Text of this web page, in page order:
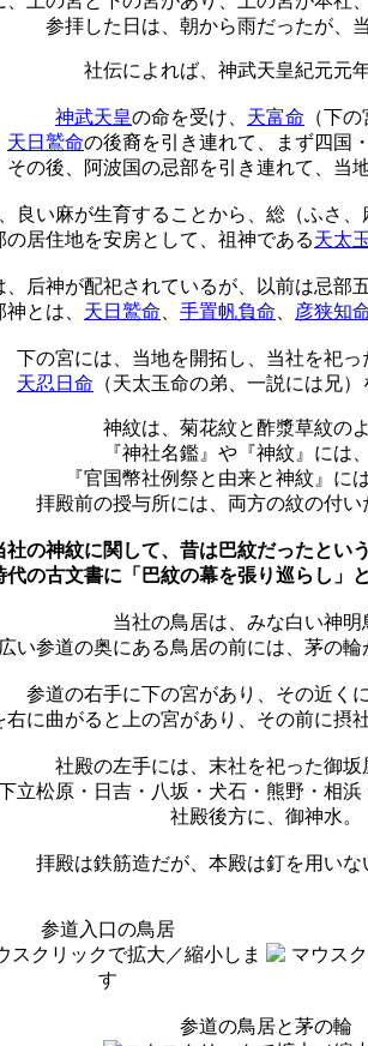
参拝した日は、朝から雨だったが、
社伝によれば、神武天皇紀元元
神武天皇の命を受け、 天富命 （下
天日鷲命の後裔を引き連れて、まず四国
その後、阿波国の忌部を引き連れて、当
良い麻が生育することから、総（ふさ、
の居住地を安房として、祖神である天太
、后神が配祀されているが、以前は忌部
とは、 天日鷲命 手置帆負命 彦狭知
下の宮には、当地を開拓し、当社を祀っ
天忍日命 （天太玉命の弟、一説には兄）
神紋は、菊花紋と酢漿草紋のよ
『神社名鑑』や『神紋』には
『官国幣社例祭と由来と神紋』に
拝殿前の授与所には、両方の紋の付い
社の神紋に関して、昔は巴紋だったとい
代の古文書に「巴紋の幕を張り巡らし」
当社の鳥居は、みな白い神明
広い参道の奥にある鳥居の前には、茅の輪
参道の右手に下の宮があり、その近く
右に曲がると上の宮があり、その前に摂
社殿の左手には、末社を祀った御坂
立松原・日吉・八坂・犬石・熊野・相浜
社殿後方に、御神水。
拝殿は鉄筋造だが、本殿は釘を用いな
参道入口の鳥居
参道の鳥居と茅の輪